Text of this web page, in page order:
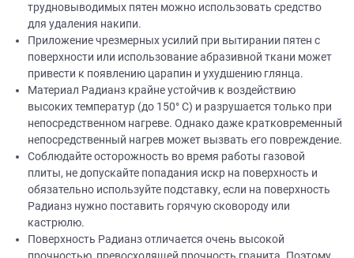
трудновыводимых пятен можно использовать средство
для удаления накипи.
Приложение чрезмерных усилий при вытирании пятен с
поверхности или использование абразивной ткани может
привести к появлению царапин и ухудшению глянца.
Материал Радианз крайне устойчив к воздействию
высоких температур (до 150° C) и разрушается только при
непосредственном нагреве. Однако даже кратковременный
непосредственный нагрев может вызвать его повреждение.
Соблюдайте осторожность во время работы газовой
плиты, не допускайте попадания искр на поверхность и
обязательно используйте подставку, если на поверхность
Радианз нужно поставить горячую сковороду или
кастрюлю.
Поверхность Радианз отличается очень высокой